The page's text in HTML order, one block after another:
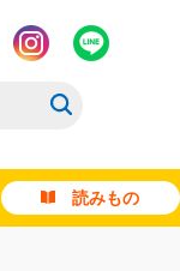
読みもの